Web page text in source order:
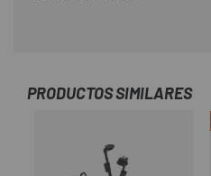
PRODUCTOS SIMILARES